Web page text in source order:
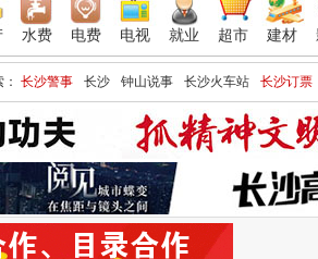
水费 电费 电视 就业 超市 建材
长沙警事 长沙 钟山说事 长沙火车站 长沙订票